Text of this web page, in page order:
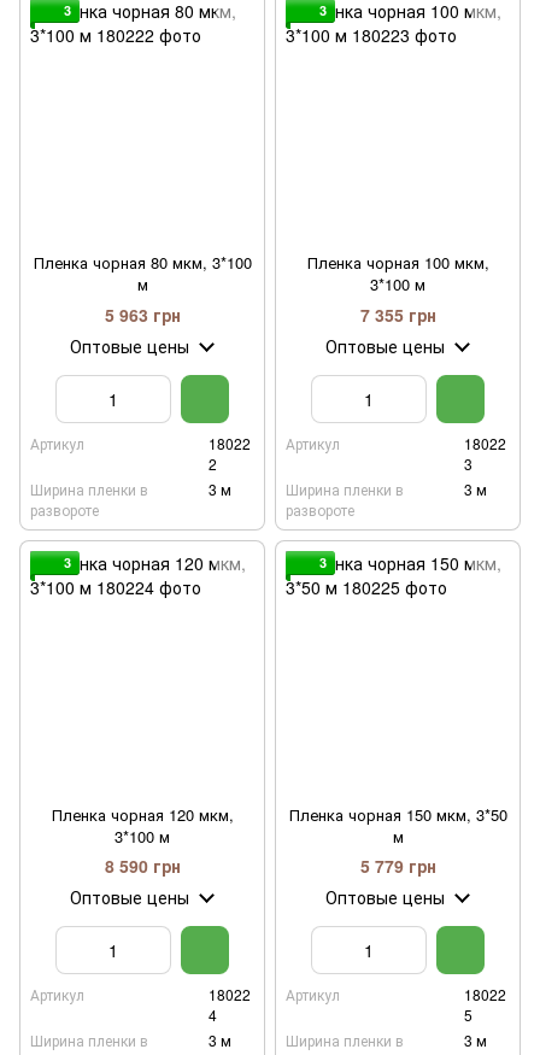
3
Пленка чорная 80 мкм, 3*100
м
5 963 грн
Оптовые цены
Артикул
18022
2
Ширина пленки в
развороте
3 м
3
Пленка чорная 100 мкм,
3*100 м
7 355 грн
Оптовые цены
Артикул
18022
3
Ширина пленки в
развороте
3 м
3
Пленка чорная 120 мкм,
3*100 м
8 590 грн
Оптовые цены
Артикул
18022
4
Ширина пленки в
3 м
3
Пленка чорная 150 мкм, 3*50
м
5 779 грн
Оптовые цены
Артикул
18022
5
Ширина пленки в
3 м